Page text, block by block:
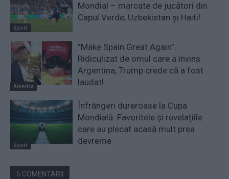
Sport
Mondial – marcate de jucători din
Capul Verde, Uzbekistan și Haiti!
America
”Make Spain Great Again”.
Ridiculizat de omul care a învins
Argentina, Trump crede că a fost
laudat!
Sport
Înfrângeri dureroase la Cupa
Mondială. Favoritele și revelațiile
care au plecat acasă mult prea
devreme
5 COMENTARII